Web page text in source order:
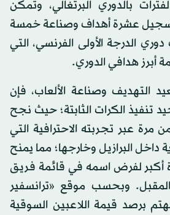
بالدوري البرتغالي، وتمكن
تسجيل عشرة أهداف وصناعة خمسة
الدرجة الأولى الفرنسي، التي
أبرز هدافي الدوري.
التهديف وصناعة الألعاب، فإن
تنفيذ الكرات الثابتة؛ حيث نجح
مرة عبر تجربته الاحترافية التي
داخل البرازيل وخارجها؛ مما يمنح
أكبر لفرض اسمه في قائمة فريق
وبحسب موقع «ترانسفير
برصد قيمة اللاعبين السوقية